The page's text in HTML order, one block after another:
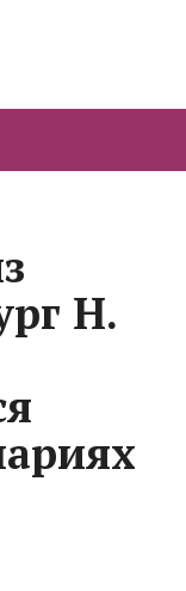
Н.